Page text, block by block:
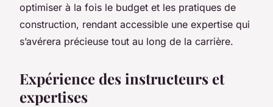
optimiser à la fois le budget et les pratiques de
construction, rendant accessible une expertise qui
s’avérera précieuse tout au long de la carrière.
Expérience des instructeurs et
expertises